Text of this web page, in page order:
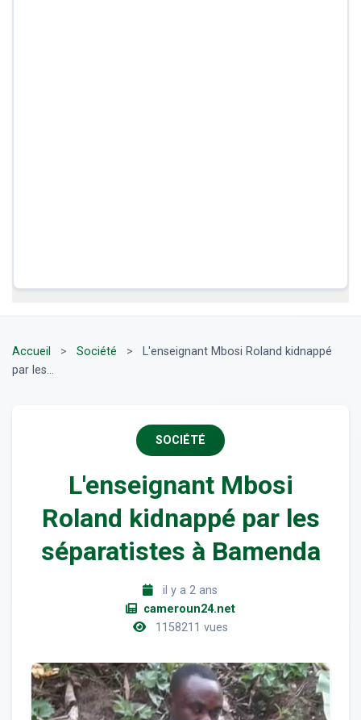
Accueil > Société >
L'enseignant Mbosi Roland kidnappé
par les...
SOCIÉTÉ
L'enseignant Mbosi
Roland kidnappé par les
séparatistes à Bamenda
il y a 2 ans
cameroun24.net
1158211 vues